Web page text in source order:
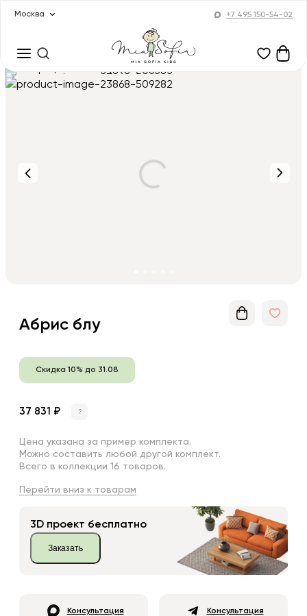
Москва +7 495 150-54-02
Абрис блу
Скидка 10% до 31.08
37 831 ₽ ?
Цена указана за пример комплекта.
Можно составить любой другой комплект.
Всего в коллекции 16 товаров.
Перейти вниз к товарам
3D проект бесплатно
Заказать
Консультация Консультация